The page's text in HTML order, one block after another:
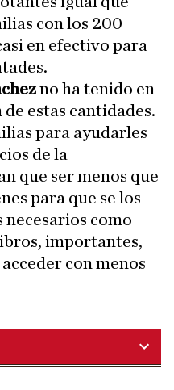
con los 200
en efectivo para
no ha tenido en
estas cantidades.
para ayudarles
de la
que ser menos que
para que se los
necesarios como
importantes,
con menos